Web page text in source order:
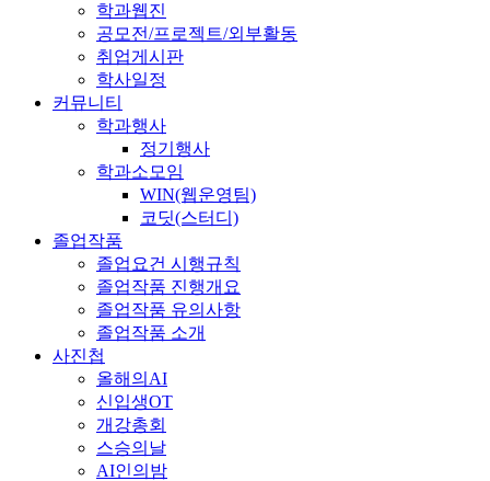
학과웹진
공모전/프로젝트/외부활동
취업게시판
학사일정
커뮤니티
학과행사
정기행사
학과소모임
WIN(웹운영팀)
코딧(스터디)
졸업작품
졸업요건 시행규칙
졸업작품 진행개요
졸업작품 유의사항
졸업작품 소개
사진첩
올해의AI
신입생OT
개강총회
스승의날
AI인의밤